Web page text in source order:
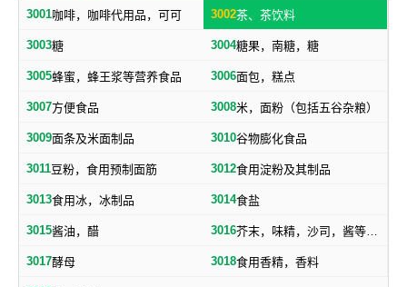
3001咖啡，咖啡代用品，可可 3002茶、茶饮料
3003糖 3004糖果，南糖，糖
3005蜂蜜，蜂王浆等营养食品 3006面包，糕点
3007方便食品 3008米，面粉（包括五谷杂粮）
3009面条及米面制品 3010谷物膨化食品
3011豆粉，食用预制面筋 3012食用淀粉及其制品
3013食用冰，冰制品 3014食盐
3015酱油，醋 3016 芥末，味精，沙司，酱等调味品
3017酵母 3018食用香精，香料